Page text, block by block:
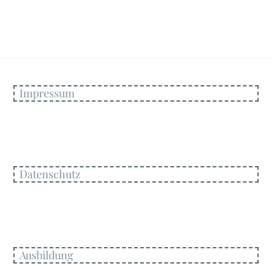
Impressum
Datenschutz
Ausbildung